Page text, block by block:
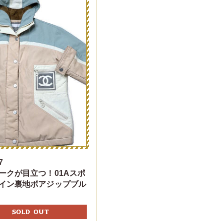
クが目立つ！01Aスポ
ン裏地ボアジップブル
SOLD OUT